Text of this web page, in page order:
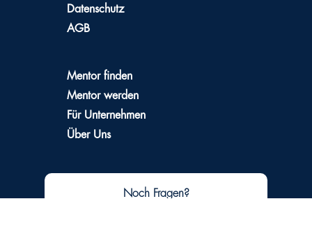
Datenschutz
AGB
Mentor finden
Mentor werden
Für Unternehmen
Über Uns
Noch Fragen?